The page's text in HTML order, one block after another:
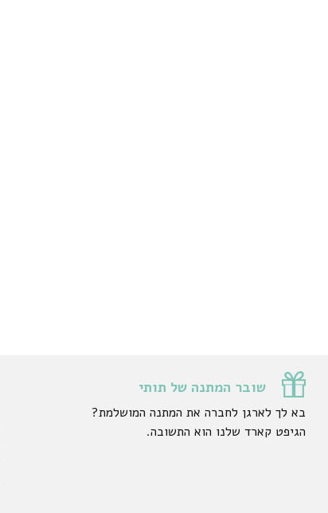
שובר המתנה של תותי
בא לך לארגן לחברה את המתנה המושלמת?
הגיפט קארד שלנו הוא התשובה.